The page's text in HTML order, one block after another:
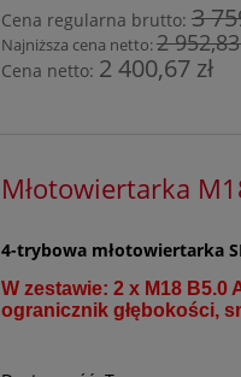
Cena regularna brutto: 3
Najniższa cena netto:2 952,83
Cena netto: 2 400,67 zł
Młotowiertarka
4-trybowa młotowiertarka
W zestawie: 2 x M18 B5.0
ogranicznik głębokości,